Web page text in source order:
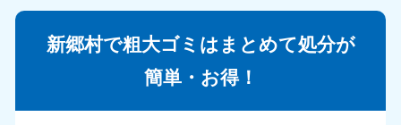
新郷村で粗大ゴミはまとめて処分が
簡単・お得！